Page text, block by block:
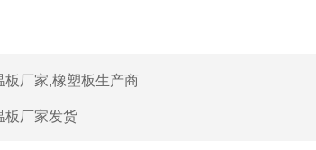
板厂家,橡塑板生产商
板厂家发货